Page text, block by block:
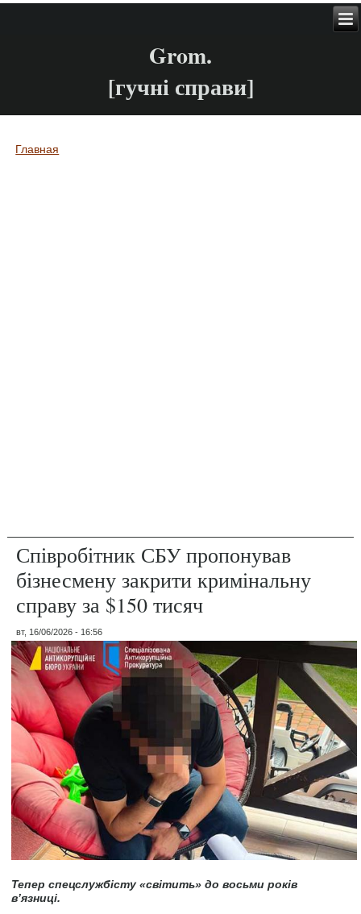
Grom.
[гучні справи]
Вы здесь
Главная
Співробітник СБУ пропонував
бізнесмену закрити кримінальну
справу за $150 тисяч
вт, 16/06/2026 - 16:56
Тепер спецслужбісту «світить» до восьми років
в’язниці.